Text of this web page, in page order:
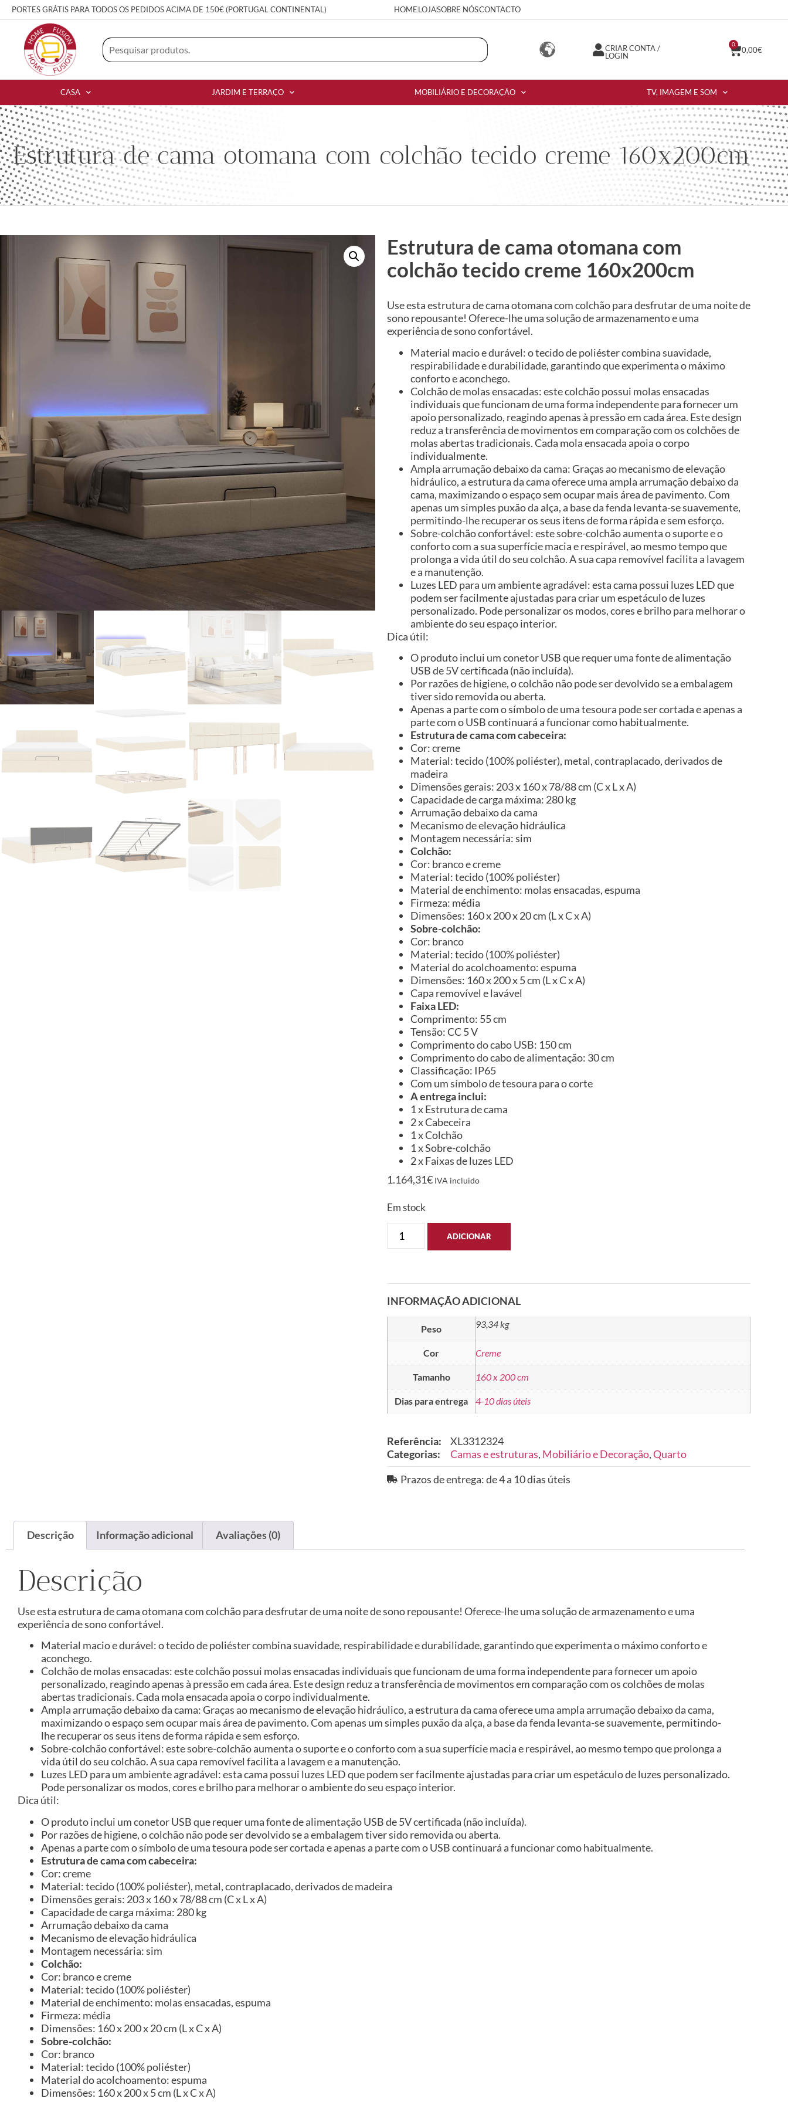
PORTES GRÁTIS PARA TODOS OS PEDIDOS ACIMA DE 150€ (PORTUGAL CONTINENTAL) HOMELOJASOBRE NÓSCONTACTO
CRIAR CONTA /
LOGIN
0,00€
0
CASA JARDIM E TERRAÇO MOBILIÁRIO E DECORAÇÃO TV, IMAGEM E SOM
Estrutura de cama otomana com colchão tecido creme 160x200cm
Estrutura de cama otomana com
colchão tecido creme 160x200cm
Use esta estrutura de cama otomana com colchão para desfrutar de uma noite de
sono repousante! Oferece-lhe uma solução de armazenamento e uma
experiência de sono confortável.
Material macio e durável: o tecido de poliéster combina suavidade,
respirabilidade e durabilidade, garantindo que experimenta o máximo
conforto e aconchego.
Colchão de molas ensacadas: este colchão possui molas ensacadas
individuais que funcionam de uma forma independente para fornecer um
apoio personalizado, reagindo apenas à pressão em cada área. Este design
reduz a transferência de movimentos em comparação com os colchões de
molas abertas tradicionais. Cada mola ensacada apoia o corpo
individualmente.
Ampla arrumação debaixo da cama: Graças ao mecanismo de elevação
hidráulico, a estrutura da cama oferece uma ampla arrumação debaixo da
cama, maximizando o espaço sem ocupar mais área de pavimento. Com
apenas um simples puxão da alça, a base da fenda levanta-se suavemente,
permitindo-lhe recuperar os seus itens de forma rápida e sem esforço.
Sobre-colchão confortável: este sobre-colchão aumenta o suporte e o
conforto com a sua superfície macia e respirável, ao mesmo tempo que
prolonga a vida útil do seu colchão. A sua capa removível facilita a lavagem
e a manutenção.
Luzes LED para um ambiente agradável: esta cama possui luzes LED que
podem ser facilmente ajustadas para criar um espetáculo de luzes
personalizado. Pode personalizar os modos, cores e brilho para melhorar o
ambiente do seu espaço interior.
Dica útil:
O produto inclui um conetor USB que requer uma fonte de alimentação
USB de 5V certificada (não incluída).
Por razões de higiene, o colchão não pode ser devolvido se a embalagem
tiver sido removida ou aberta.
Apenas a parte com o símbolo de uma tesoura pode ser cortada e apenas a
parte com o USB continuará a funcionar como habitualmente.
Estrutura de cama com cabeceira:
Cor: creme
Material: tecido (100% poliéster), metal, contraplacado, derivados de
madeira
Dimensões gerais: 203 x 160 x 78/88 cm (C x L x A)
Capacidade de carga máxima: 280 kg
Arrumação debaixo da cama
Mecanismo de elevação hidráulica
Montagem necessária: sim
Colchão:
Cor: branco e creme
Material: tecido (100% poliéster)
Material de enchimento: molas ensacadas, espuma
Firmeza: média
Dimensões: 160 x 200 x 20 cm (L x C x A)
Sobre-colchão:
Cor: branco
Material: tecido (100% poliéster)
Material do acolchoamento: espuma
Dimensões: 160 x 200 x 5 cm (L x C x A)
Capa removível e lavável
Faixa LED:
Comprimento: 55 cm
Tensão: CC 5 V
Comprimento do cabo USB: 150 cm
Comprimento do cabo de alimentação: 30 cm
Classificação: IP65
Com um símbolo de tesoura para o corte
A entrega inclui:
1 x Estrutura de cama
2 x Cabeceira
1 x Colchão
1 x Sobre-colchão
2 x Faixas de luzes LED
1.164,31€ IVA incluido
Em stock
ADICIONAR
INFORMAÇÃO ADICIONAL
Peso 93,34 kg
Cor Creme
Tamanho 160 x 200 cm
Dias para entrega 4-10 dias úteis
Referência:
XL3312324
Categorias:
Camas e estruturas, Mobiliário e Decoração,Quarto
Prazos de entrega: de 4 a 10 dias úteis
Descrição Informação adicional Avaliações (0)
Descrição
Use esta estrutura de cama otomana com colchão para desfrutar de uma noite de sono repousante! Oferece-lhe uma solução de armazenamento e uma
experiência de sono confortável.
Material macio e durável: o tecido de poliéster combina suavidade, respirabilidade e durabilidade, garantindo que experimenta o máximo conforto e
aconchego.
Colchão de molas ensacadas: este colchão possui molas ensacadas individuais que funcionam de uma forma independente para fornecer um apoio
personalizado, reagindo apenas à pressão em cada área. Este design reduz a transferência de movimentos em comparação com os colchões de molas
abertas tradicionais. Cada mola ensacada apoia o corpo individualmente.
Ampla arrumação debaixo da cama: Graças ao mecanismo de elevação hidráulico, a estrutura da cama oferece uma ampla arrumação debaixo da cama,
maximizando o espaço sem ocupar mais área de pavimento. Com apenas um simples puxão da alça, a base da fenda levanta-se suavemente, permitindo-
lhe recuperar os seus itens de forma rápida e sem esforço.
Sobre-colchão confortável: este sobre-colchão aumenta o suporte e o conforto com a sua superfície macia e respirável, ao mesmo tempo que prolonga a
vida útil do seu colchão. A sua capa removível facilita a lavagem e a manutenção.
Luzes LED para um ambiente agradável: esta cama possui luzes LED que podem ser facilmente ajustadas para criar um espetáculo de luzes personalizado.
Pode personalizar os modos, cores e brilho para melhorar o ambiente do seu espaço interior.
Dica útil:
O produto inclui um conetor USB que requer uma fonte de alimentação USB de 5V certificada (não incluída).
Por razões de higiene, o colchão não pode ser devolvido se a embalagem tiver sido removida ou aberta.
Apenas a parte com o símbolo de uma tesoura pode ser cortada e apenas a parte com o USB continuará a funcionar como habitualmente.
Estrutura de cama com cabeceira:
Cor: creme
Material: tecido (100% poliéster), metal, contraplacado, derivados de madeira
Dimensões gerais: 203 x 160 x 78/88 cm (C x L x A)
Capacidade de carga máxima: 280 kg
Arrumação debaixo da cama
Mecanismo de elevação hidráulica
Montagem necessária: sim
Colchão:
Cor: branco e creme
Material: tecido (100% poliéster)
Material de enchimento: molas ensacadas, espuma
Firmeza: média
Dimensões: 160 x 200 x 20 cm (L x C x A)
Sobre-colchão:
Cor: branco
Material: tecido (100% poliéster)
Material do acolchoamento: espuma
Dimensões: 160 x 200 x 5 cm (L x C x A)